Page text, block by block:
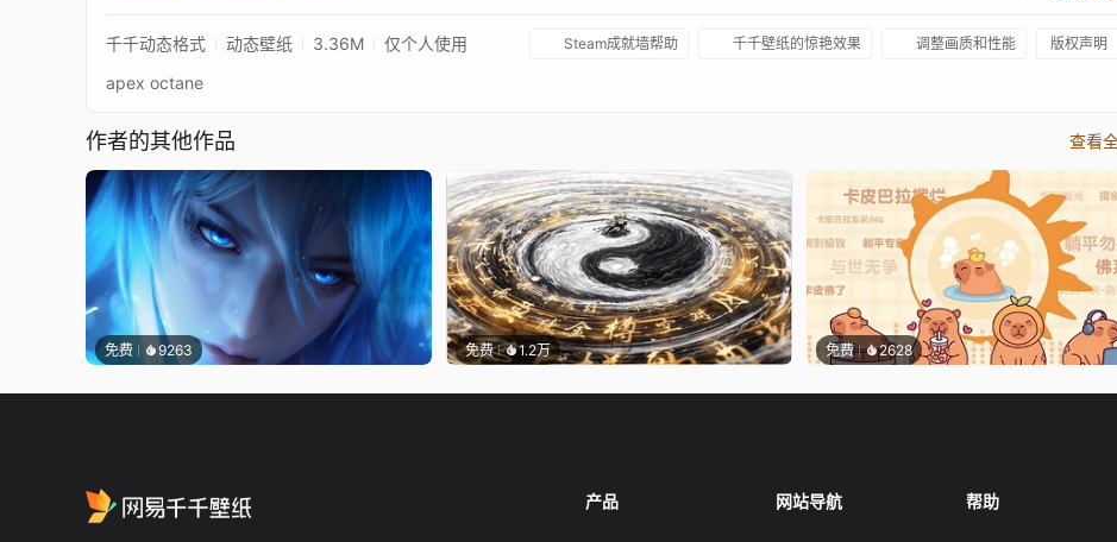
千千动态格式 动态壁纸 3.36M 仅个人使用 Steam成就墙帮助 千千壁纸的惊艳效果 调整画质和性能 版权声明
apex octane
作者的其他作品 查看
免费 9263 免费 1.2万 免费 2628
产品 网站导航 帮助